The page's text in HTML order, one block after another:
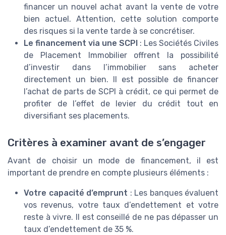
financer un nouvel achat avant la vente de votre
bien actuel. Attention, cette solution comporte
des risques si la vente tarde à se concrétiser.
Le financement via une SCPI : Les Sociétés Civiles
de Placement Immobilier offrent la possibilité
d’investir dans l’immobilier sans acheter
directement un bien. Il est possible de financer
l’achat de parts de SCPI à crédit, ce qui permet de
profiter de l’effet de levier du crédit tout en
diversifiant ses placements.
Critères à examiner avant de s’engager
Avant de choisir un mode de financement, il est
important de prendre en compte plusieurs éléments :
Votre capacité d’emprunt : Les banques évaluent
vos revenus, votre taux d’endettement et votre
reste à vivre. Il est conseillé de ne pas dépasser un
taux d’endettement de 35 %.